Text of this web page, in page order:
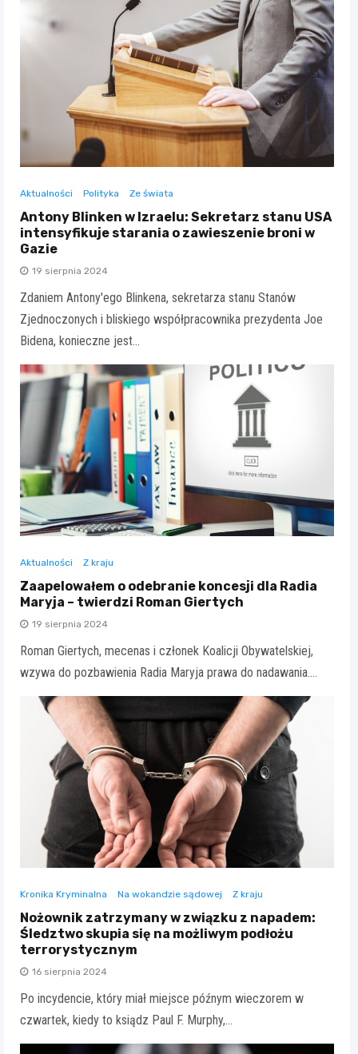
Aktualności Polityka Ze świata
Antony Blinken w Izraelu: Sekretarz stanu USA
intensyfikuje starania o zawieszenie broni w
Gazie
19 sierpnia 2024
Zdaniem Antony'ego Blinkena, sekretarza stanu Stanów
Zjednoczonych i bliskiego współpracownika prezydenta Joe
Bidena, konieczne jest…
Aktualności Z kraju
Zaapelowałem o odebranie koncesji dla Radia
Maryja – twierdzi Roman Giertych
19 sierpnia 2024
Roman Giertych, mecenas i członek Koalicji Obywatelskiej,
wzywa do pozbawienia Radia Maryja prawa do nadawania.…
Kronika Kryminalna Na wokandzie sądowej Z kraju
Nożownik zatrzymany w związku z napadem:
Śledztwo skupia się na możliwym podłożu
terrorystycznym
16 sierpnia 2024
Po incydencie, który miał miejsce późnym wieczorem w
czwartek, kiedy to ksiądz Paul F. Murphy,…